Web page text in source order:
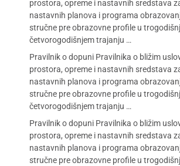
prostora, opreme i nastavnih sredstava
nastavnih planova i programa
stručne pre obrazovne profile u
četvorogodišnjem trajanju …
Pravilnik o dopuni Pravilnika o bližim
prostora, opreme i nastavnih sredstava
nastavnih planova i programa
stručne pre obrazovne profile u
četvorogodišnjem trajanju …
Pravilnik o dopuni Pravilnika o bližim
prostora, opreme i nastavnih sredstava
nastavnih planova i programa
stručne pre obrazovne profile u